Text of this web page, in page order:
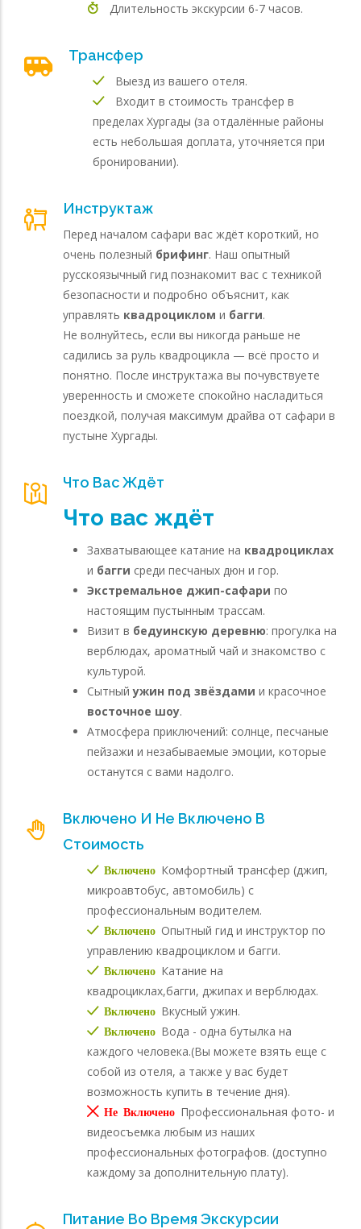
Длительность экскурсии 6-7 часов.
Трансфер
Выезд из вашего отеля.
Входит в стоимость трансфер в
пределах Хургады (за отдалённые районы
есть небольшая доплата, уточняется при
бронировании).
Инструктаж
Перед началом сафари вас ждёт короткий, но
очень полезный брифинг. Наш опытный
русскоязычный гид познакомит вас с техникой
безопасности и подробно объяснит, как
управлять квадроциклом и багги.
Не волнуйтесь, если вы никогда раньше не
садились за руль квадроцикла — всё просто и
понятно. После инструктажа вы почувствуете
уверенность и сможете спокойно насладиться
поездкой, получая максимум драйва от сафари в
пустыне Хургады.
Что Вас Ждёт
Что вас ждёт
Захватывающее катание на квадроциклах
и багги среди песчаных дюн и гор.
Экстремальное джип-сафари по
настоящим пустынным трассам.
Визит в бедуинскую деревню: прогулка на
верблюдах, ароматный чай и знакомство с
культурой.
Сытныйужин под звёздами и красочное
восточное шоу.
Атмосфера приключений: солнце, песчаные
пейзажи и незабываемые эмоции, которые
останутся с вами надолго.
Включено И Не Включено В
Стоимость
Включено Комфортный трансфер (джип,
микроавтобус, автомобиль) с
профессиональным водителем.
Включено Опытный гид и инструктор по
управлению квадроциклом и багги.
Включено Катание на
квадроциклах,багги, джипах и верблюдах.
Включено Вкусный ужин.
Включено Вода - одна бутылка на
каждого человека.(Вы можете взять еще с
собой из отеля, а также у вас будет
возможность купить в течение дня).
Не Включено Профессиональная фото- и
видеосъемка любым из наших
профессиональных фотографов. (доступно
каждому за дополнительную плату).
Питание Во Время Экскурсии